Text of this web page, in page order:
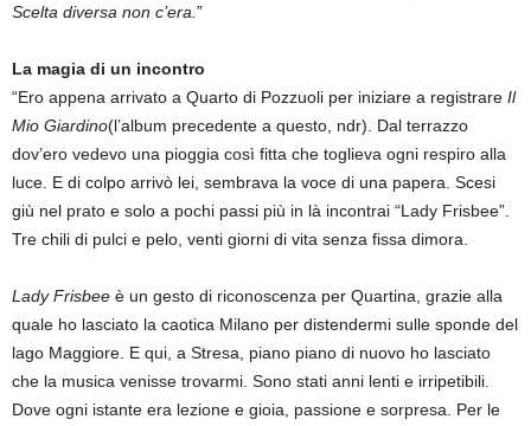
Scelta diversa non c’era. ”
La magia di un incontro
“Ero appena arrivato a Quarto di Pozzuoli per iniziare a registrare Il
Mio Giardino(l’album precedente a questo, ndr). Dal terrazzo
dov’ero vedevo una pioggia così fitta che toglieva ogni respiro alla
luce. E di colpo arrivò lei, sembrava la voce di una papera. Scesi
giù nel prato e solo a pochi passi più in là incontrai “Lady Frisbee”.
Tre chili di pulci e pelo, venti giorni di vita senza fissa dimora.
Lady Frisbee è un gesto di riconoscenza per Quartina, grazie alla
quale ho lasciato la caotica Milano per distendermi sulle sponde del
lago Maggiore. E qui, a Stresa, piano piano di nuovo ho lasciato
che la musica venisse trovarmi. Sono stati anni lenti e irripetibili.
Dove ogni istante era lezione e gioia, passione e sorpresa. Per le